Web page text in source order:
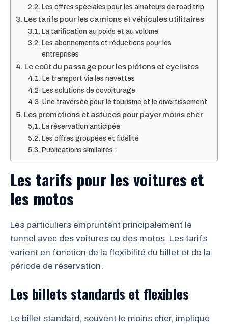
Les offres spéciales pour les amateurs de road trip
Les tarifs pour les camions et véhicules utilitaires
La tarification au poids et au volume
Les abonnements et réductions pour les
entreprises
Le coût du passage pour les piétons et cyclistes
Le transport via les navettes
Les solutions de covoiturage
Une traversée pour le tourisme et le divertissement
Les promotions et astuces pour payer moins cher
La réservation anticipée
Les offres groupées et fidélité
Publications similaires :
Les tarifs pour les voitures et
les motos
Les particuliers empruntent principalement le
tunnel avec des voitures ou des motos. Les tarifs
varient en fonction de la flexibilité du billet et de la
période de réservation.
Les billets standards et flexibles
Le billet standard, souvent le moins cher, implique